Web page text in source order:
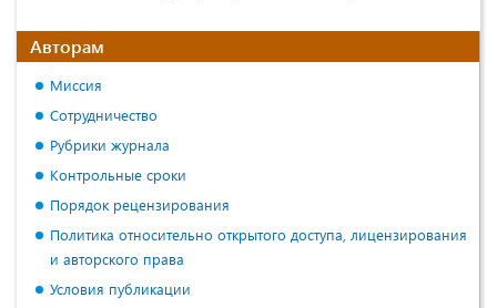
Авторам
Миссия
Сотрудничество
Рубрики журнала
Контрольные сроки
Порядок рецензирования
Политика относительно открытого доступа, лицензирования
и авторского права
Условия публикации